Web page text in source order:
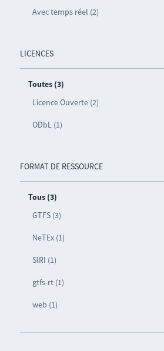
Avec temps réel (2)
LICENCES
Toutes (3)
Licence Ouverte (2)
ODbL (1)
FORMAT DE RESSOURCE
Tous (3)
GTFS (3)
NeTEx (1)
SIRI (1)
gtfs-rt (1)
web (1)